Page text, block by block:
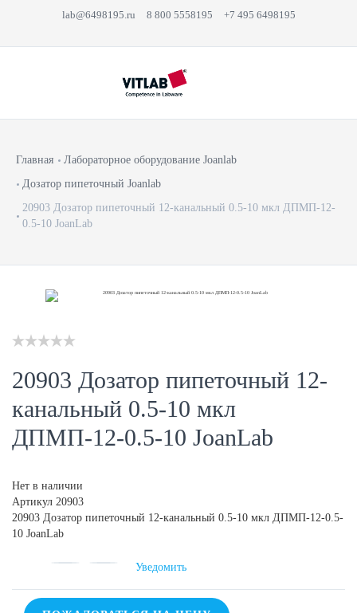
lab@6498195.ru 8 800 5558195 +7 495 6498195
Главная
Лабораторное оборудование Joanlab
Дозатор пипеточный Joanlab
20903 Дозатор пипеточный 12-канальный 0.5-10 мкл ДПМП-12-
0.5-10 JoanLab
20903 Дозатор пипеточный 12-
канальный 0.5-10 мкл
ДПМП-12-0.5-10 JoanLab
Нет в наличии
Артикул 20903
20903 Дозатор пипеточный 12-канальный 0.5-10 мкл ДПМП-12-0.5-
10 JoanLab
Уведомить